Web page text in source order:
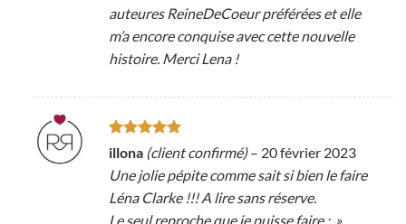
auteures ReineDeCoeur préférées et elle
m’a encore conquise avec cette nouvelle
histoire. Merci Lena !
Note 5sur
5
illona (client confirmé) – 20 février 2023
Une jolie pépite comme sait si bien le faire
Léna Clarke !!! A lire sans réserve.
Le seul reproche que je puisse faire : »